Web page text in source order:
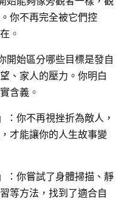
你不再完全被它們控
。
開始區分哪些目標是發自
、家人的壓力。你明白
含義 。
」：你不再視挫折為敵人，
才能讓你的人生故事變
」：你嘗試了身體掃描、靜
等方法，找到了適合自